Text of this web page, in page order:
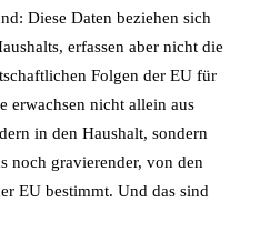
Diese Daten beziehen sich
erfassen aber nicht die
Folgen der EU für
erwachsen nicht allein aus
in den Haushalt, sondern
noch gravierender, von den
EU bestimmt. Und das sind